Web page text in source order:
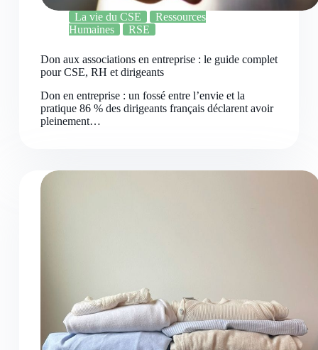
La vie du CSE
Ressources
Humaines
RSE
Don aux associations en entreprise : le guide complet
pour CSE, RH et dirigeants
Don en entreprise : un fossé entre l’envie et la
pratique 86 % des dirigeants français déclarent avoir
pleinement…